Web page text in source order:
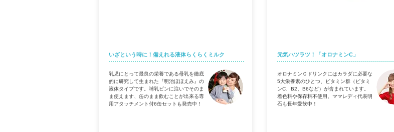
いざという時に！備えれる液体らくらくミルク
乳児にとって最良の栄養である母乳を徹底
的に研究して生まれた『明治ほほえみ』の
液体タイプです。哺乳ビンに注いでそのま
ま使えます、缶のまま飲むことが出来る専
用アタッチメント付6缶セットも発売中！
元気ハツラツ！「オロナミンC」
オロナミンＣドリンクにはカラダに必要な
5大栄養素のひとつ、ビタミン群（ビタミ
ンC、B2、B6など）が含まれています。
着色料や保存料不使用。ママレディ代表明
石も長年愛飲中！